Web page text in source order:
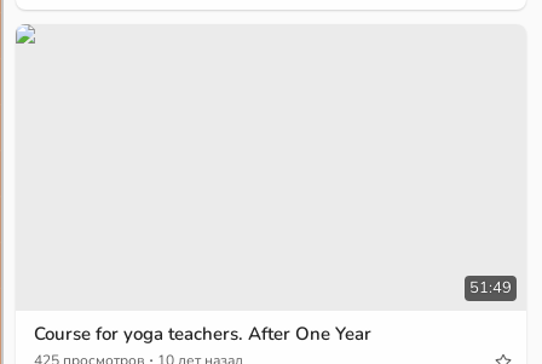
51:49
Course for yoga teachers. After One Year